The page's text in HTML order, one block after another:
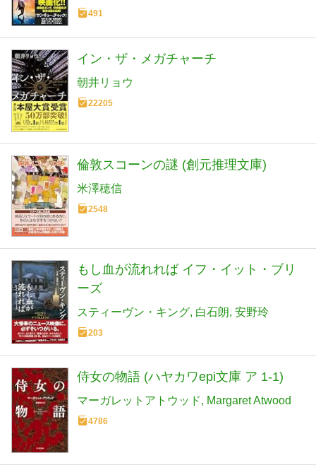
491
イン・ザ・メガチャーチ
朝井リョウ
22205
倫敦スコーンの謎 (創元推理文庫)
米澤穂信
2548
もし血が流れれば イフ・イット・ブリ
ーズ
スティーヴン・キング 白石朗 安野玲
203
侍女の物語 (ハヤカワepi文庫 ア 1-1)
マーガレットアトウッド Margaret Atwood
4786